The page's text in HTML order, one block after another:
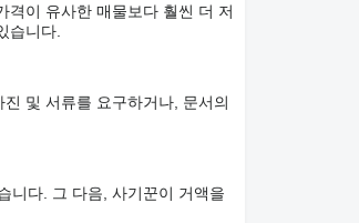
격이 유사한 매물보다 훨씬 더 저
습니다.
및 서류를 요구하거나, 문서의
니다. 그 다음, 사기꾼이 거액을